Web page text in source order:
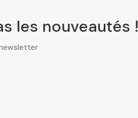
les nouveautés !